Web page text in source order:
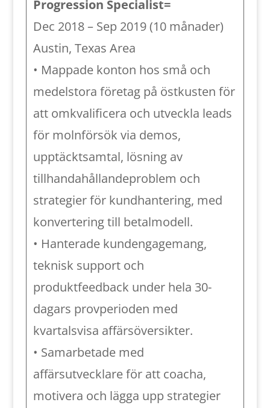
Progression Specialist=
Dec 2018 – Sep 2019 (10 månader)
Austin, Texas Area
• Mappade konton hos små och
medelstora företag på östkusten för
att omkvalificera och utveckla leads
för molnförsök via demos,
upptäcktsamtal, lösning av
tillhandahållandeproblem och
strategier för kundhantering, med
konvertering till betalmodell.
• Hanterade kundengagemang,
teknisk support och
produktfeedback under hela 30-
dagars provperioden med
kvartalsvisa affärsöversikter.
• Samarbetade med
affärsutvecklare för att coacha,
motivera och lägga upp strategier